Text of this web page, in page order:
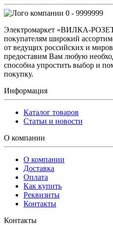
0 - 9999999
Электромаркет «ВИЛКА-
покупателям широкий
от ведущих российских и
предоставим Вам любую
способна упростить выбор и
покупку.
Информация
Каталог товаров
Статьи и новости
О компании
О компании
Доставка
Оплата
Как купить
Реквизиты
Контакты
Контакты